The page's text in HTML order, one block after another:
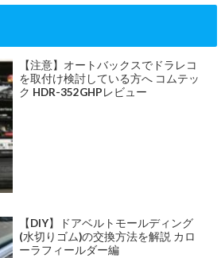
【注意】オートバックスでドラレコ
を取付け検討している方へ コムテッ
ク HDR-352GHPレビュー
【DIY】ドアベルトモールディング
(水切りゴム)の交換方法を解説 カロ
ーラフィールダー編